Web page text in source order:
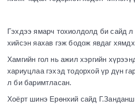
Гэхдээ ямарч тохиолдолд би сайд
хийсэн яахав гэж бодож явдаг
Хамгийн гол нь ажил хэргийн
хариуцлаа гэхэд тодорхой үр дүн
л би баримтласан.
Хоёрт шинэ Ерөнхий сайд